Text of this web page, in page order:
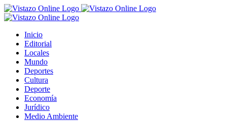
Saltar
al
Inicio
Editorial
Locales
Mundo
Deportes
Cultura
Deporte
Economía
Jurídico
Medio Ambiente